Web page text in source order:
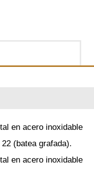
en acero inoxidable
(batea grafada).
en acero inoxidable